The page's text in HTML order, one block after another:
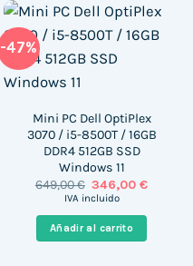
-47%
Mini PC Dell OptiPlex
3070 / i5-8500T / 16GB
DDR4 512GB SSD
Windows 11
649,00€ El
precio
era:
649,00 €.
346,00€El
IVA incluido
Añadir al carrito